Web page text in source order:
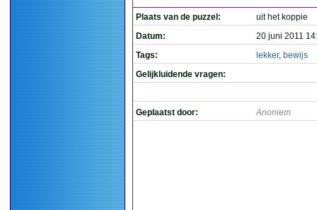
Plaats van de puzzel:
uit het koppie
Datum:
20 juni 2011
Tags:
lekker, bewijs
Gelijkluidende vragen:
Geplaatst door: Anoniem